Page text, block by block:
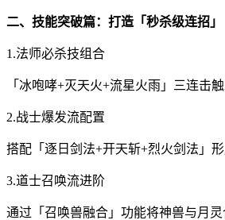
二、技能突破篇：打造「秒杀级连招」
1.法师必杀技组合
「冰咆哮+灭天火+流星火雨」三连击
2.战士爆发流配置
搭配「逐日剑法+开天斩+烈火剑法」
3.道士召唤流进阶
通过「召唤兽融合」功能将神兽与月